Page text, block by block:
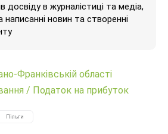
досвіду в журналістиці та медіа,
написанні новин та створенні
Франківській області
/ Податок на прибуток
Пільги